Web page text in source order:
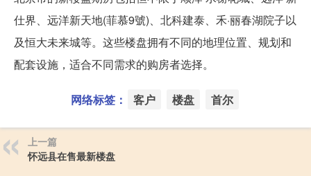
仕界、远洋新天地(菲慕9號)、北科建泰、禾·丽春湖院子以
及恒大未来城等。这些楼盘拥有不同的地理位置、规划和
配套设施，适合不同需求的购房者选择。
网络标签： 客户 楼盘 首尔
上一篇
怀远县在售最新楼盘